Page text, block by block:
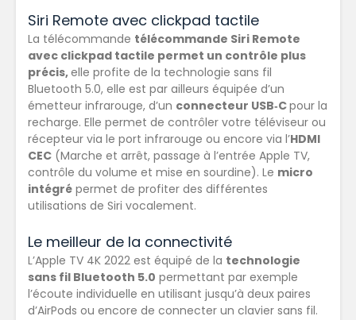
Siri Remote avec clickpad tactile
La télécommande télécommande Siri Remote
avec clickpad tactile permet un contrôle plus
précis,elle profite de la technologie sans fil
Bluetooth 5.0, elle est par ailleurs équipée d’un
émetteur infrarouge, d’un connecteur USB‑Cpour la
recharge. Elle permet de contrôler votre téléviseur ou
récepteur via le port infrarouge ou encore via l’HDMI
CEC (Marche et arrêt, passage à l’entrée Apple TV,
contrôle du volume et mise en sourdine). Le micro
intégré permet de profiter des différentes
utilisations de Siri vocalement.
Le meilleur de la connectivité
L’Apple TV 4K 2022 est équipé de la technologie
sans fil Bluetooth 5.0 permettant par exemple
l’écoute individuelle en utilisant jusqu’à deux paires
d’AirPods ou encore de connecter un clavier sans fil.